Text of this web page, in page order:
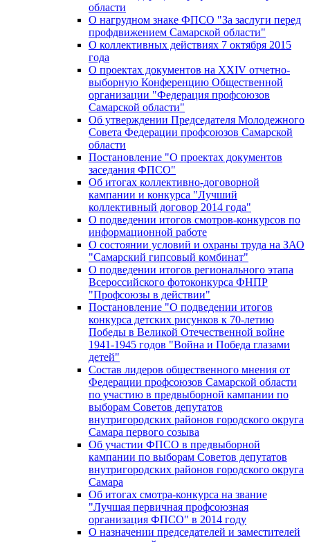
области
О нагрудном знаке ФПСО "За заслуги перед
профдвижением Самарской области"
О коллективных действиях 7 октября 2015
года
О проектах документов на XXIV отчетно-
выборную Конференцию Общественной
организации "Федерация профсоюзов
Самарской области"
Об утверждении Председателя Молодежного
Совета Федерации профсоюзов Самарской
области
Постановление "О проектах документов
заседания ФПСО"
Об итогах коллективно-договорной
кампании и конкурса "Лучший
коллективный договор 2014 года"
О подведении итогов смотров-конкурсов по
информационной работе
О состоянии условий и охраны труда на ЗАО
"Самарский гипсовый комбинат"
О подведении итогов регионального этапа
Всероссийского фотоконкурса ФНПР
"Профсоюзы в действии"
Постановление "О подведении итогов
конкурса детских рисунков к 70-летию
Победы в Великой Отечественной войне
1941-1945 годов "Война и Победа глазами
детей"
Состав лидеров общественного мнения от
Федерации профсоюзов Самарской области
по участию в предвыборной кампании по
выборам Советов депутатов
внутригородских районов городского округа
Самара первого созыва
Об участии ФПСО в предвыборной
кампании по выборам Советов депутатов
внутригородских районов городского округа
Самара
Об итогах смотра-конкурса на звание
"Лучшая первичная профсоюзная
организация ФПСО" в 2014 году
О назначении председателей и заместителей